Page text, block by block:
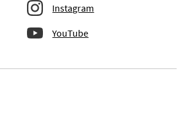
Instagram
YouTube